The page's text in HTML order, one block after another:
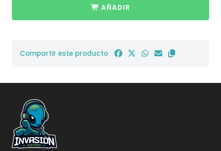
AÑADIR
Compartir este producto